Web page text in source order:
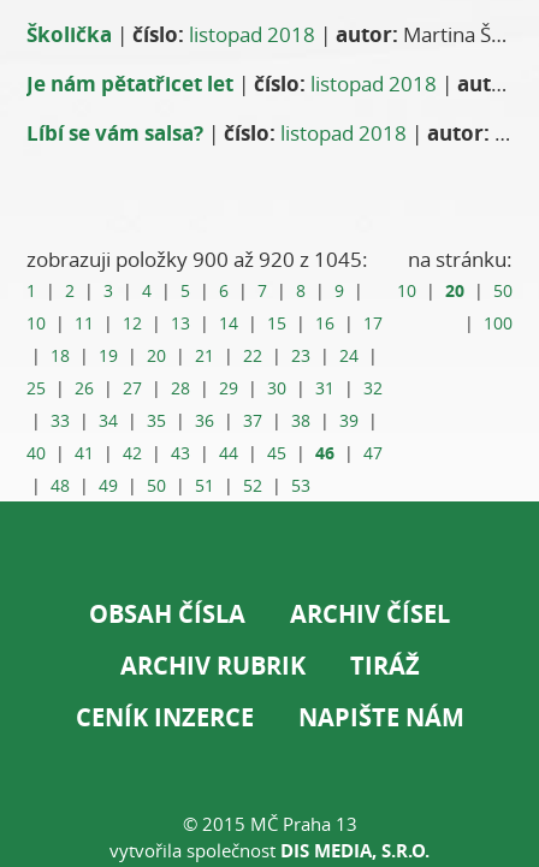
Školička |číslo: listopad 2018 |autor: Martina Štychová, ředitelka školy
Je nám pětatřicet let |číslo: listopad 2018 |autor:
Líbí se vám salsa? |číslo: listopad 2018 |autor:
zobrazuji položky 900 až 920 z 1045:
1 | 2 |3 |4 | 5 |6 |7 |8 |9 |
10 | 11 | 12 | 13 | 14 | 15 | 16 | 17
| 18 | 19 | 20 | 21 | 22 | 23 | 24 |
25 | 26 | 27 | 28 | 29 |30 |31 |32
|33 |34 |35 |36 |37 |38 |39 |
40 |41 |42 |43 |44 |45 |46 |47
|48 |49 | 50 | 51 | 52 | 53
na stránku:
10| 20| 50
| 100
OBSAH ČÍSLA
ARCHIV ČÍSEL
ARCHIV RUBRIK
TIRÁŽ
CENÍK INZERCE
NAPIŠTE NÁM
© 2015 MČ Praha 13
vytvořila společnost DIS MEDIA, S.R.O.